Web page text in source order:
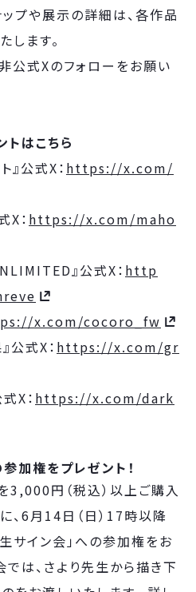
プや展示の詳細は、各作品
します。
公式Xのフォローをお願い
はこちら
』公式X： https://x.com/
X： https://x.com/maho
』公式X： http
x.com/cocoro_fw
公式X： https://x.com/gr
X： https://x.com/dark
加権をプレゼント！
円（税込）以上ご購入
、6月14日（日）17時以降
サイン会」への参加権をお
では、さより先生から描き下